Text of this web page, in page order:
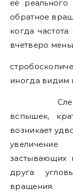
её
обратное
когда
вчетверо
иногда видим
Следует
вспышек,
возникает
застывающих
друга
вращения.